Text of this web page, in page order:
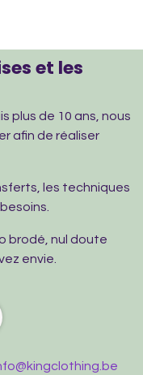
et les
plus de 10 ans, nous
afin de réaliser
les techniques
brodé, nul doute
envie.